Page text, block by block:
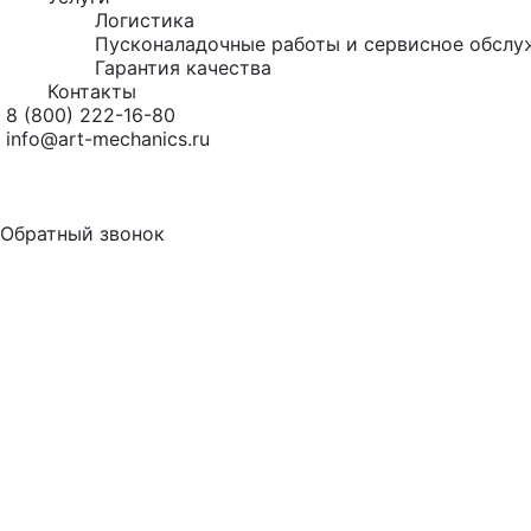
Логистика
Пусконаладочные работы и сервисное
Гарантия качества
Контакты
8 (800) 222-16-80
info@art-mechanics.ru
Обратный звонок